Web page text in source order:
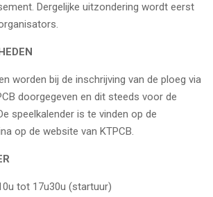
Dergelijke uitzondering wordt eerst
worden bij de inschrijving van de ploeg via
doorgegeven en dit steeds voor de
speelkalender is te vinden op de
op de website van KTPCB.
tot 17u30u (startuur)